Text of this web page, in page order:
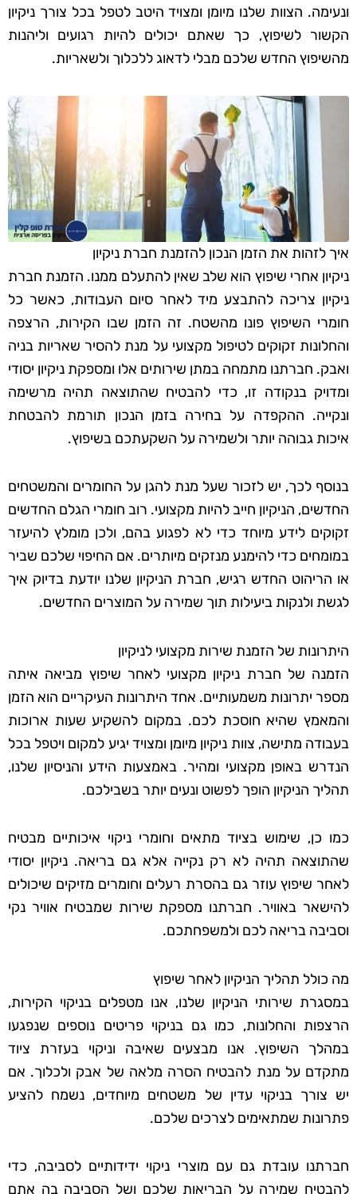
ונעימה. הצוות שלנו מיומן ומצויד היטב לטפל בכל צורך ניקיון
הקשור לשיפוץ, כך שאתם יכולים להיות רגועים וליהנות
מהשיפוץ החדש שלכם מבלי לדאוג ללכלוך ולשאריות.
איך לזהות את הזמן הנכון להזמנת חברת ניקיון
ניקיון אחרי שיפוץ הוא שלב שאין להתעלם ממנו. הזמנת חברת
ניקיון צריכה להתבצע מיד לאחר סיום העבודות, כאשר כל
חומרי השיפוץ פונו מהשטח. זה הזמן שבו הקירות, הרצפה
והחלונות זקוקים לטיפול מקצועי על מנת להסיר שאריות בניה
ואבק. חברתנו מתמחה במתן שירותים אלו ומספקת ניקיון יסודי
ומדויק בנקודה זו, כדי להבטיח שהתוצאה תהיה מרשימה
ונקייה. ההקפדה על בחירה בזמן הנכון תורמת להבטחת
איכות גבוהה יותר ולשמירה על השקעתכם בשיפוץ.
בנוסף לכך, יש לזכור שעל מנת להגן על החומרים והמשטחים
החדשים, הניקיון חייב להיות מקצועי. רוב חומרי הגלם החדשים
זקוקים לידע מיוחד כדי לא לפגוע בהם, ולכן מומלץ להיעזר
במומחים כדי להימנע מנזקים מיותרים. אם החיפוי שלכם שביר
או הריהוט החדש רגיש, חברת הניקיון שלנו יודעת בדיוק איך
לגשת ולנקות ביעילות תוך שמירה על המוצרים החדשים.
היתרונות של הזמנת שירות מקצועי לניקיון
הזמנה של חברת ניקיון מקצועי לאחר שיפוץ מביאה איתה
מספר יתרונות משמעותיים. אחד היתרונות העיקריים הוא הזמן
והמאמץ שהיא חוסכת לכם. במקום להשקיע שעות ארוכות
בעבודה מתישה, צוות ניקיון מיומן ומצויד יגיע למקום ויטפל בכל
הנדרש באופן מקצועי ומהיר. באמצעות הידע והניסיון שלנו,
תהליך הניקיון הופך לפשוט ונעים יותר בשבילכם.
כמו כן, שימוש בציוד מתאים וחומרי ניקוי איכותיים מבטיח
שהתוצאה תהיה לא רק נקייה אלא גם בריאה. ניקיון יסודי
לאחר שיפוץ עוזר גם בהסרת רעלים וחומרים מזיקים שיכולים
להישאר באוויר. חברתנו מספקת שירות שמבטיח אוויר נקי
וסביבה בריאה לכם ולמשפחתכם.
מה כולל תהליך הניקיון לאחר שיפוץ
במסגרת שירותי הניקיון שלנו, אנו מטפלים בניקוי הקירות,
הרצפות והחלונות, כמו גם בניקוי פריטים נוספים שנפגעו
במהלך השיפוץ. אנו מבצעים שאיבה וניקוי בעזרת ציוד
מתקדם על מנת להבטיח הסרה מלאה של אבק ולכלוך. אם
יש צורך בניקוי עדין של משטחים מיוחדים, נשמח להציע
פתרונות שמתאימים לצרכים שלכם.
חברתנו עובדת גם עם מוצרי ניקוי ידידותיים לסביבה, כדי
להבטיח שמירה על הבריאות שלכם ושל הסביבה בה אתם